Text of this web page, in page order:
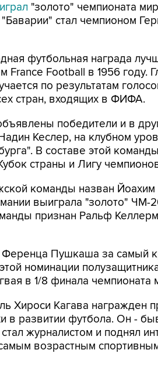
"золото" чемпионата
стал чемпионом
футбольная награда
France Football в 1956 году.
по результатам
стран, входящих в ФИФА.
победители и в
Кеслер, на клубном
В составе этой
страны и Лигу
команды назван
выиграла "золото" ЧМ-
признан Ральф
Пушкаша за самый
номинации
в 1/8 финала чемпионата
Хироси Кагава награжден
в развитии футбола. Он -
журналистом и поднял
возрастным